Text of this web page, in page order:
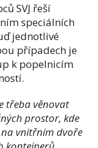
SVJ řeší
speciálních
jednotlivé
případech je
k popelnicím
třeba věnovat
prostor, kde
na vnitřním dvoře